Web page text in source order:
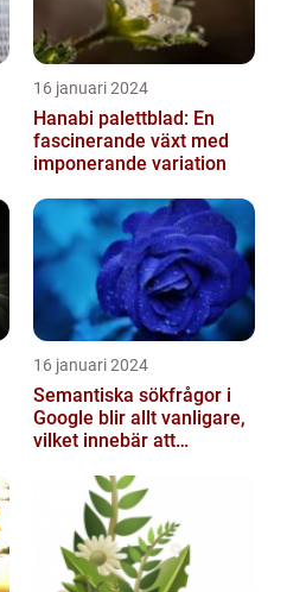
16 januari 2024
Hanabi palettblad: En
fascinerande växt med
imponerande variation
16 januari 2024
Semantiska sökfrågor i
Google blir allt vanligare,
vilket innebär att
att fö...